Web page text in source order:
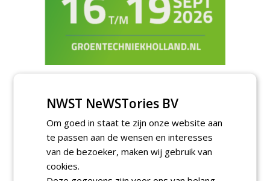
Gemeente Hoeksche Waard gunt
Verhart Groen en Jaro.
vrijdag 7 augustus 2026
Irado gunt schoffelwerkzaamheden onder
verzwaarde omstandigheden aan
Bodegraven Flex.
NWST NeWSTories BV
Om goed in staat te zijn onze website aan
te passen aan de wensen en interesses
van de bezoeker, maken wij gebruik van
cookies.